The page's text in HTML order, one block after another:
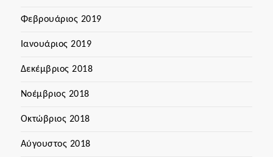
Φεβρουάριος 2019
Ιανουάριος 2019
Δεκέμβριος 2018
Νοέμβριος 2018
Οκτώβριος 2018
Αύγουστος 2018